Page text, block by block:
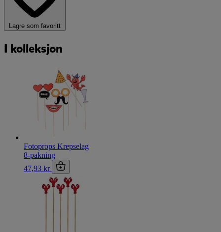
Lagre som favoritt
I kolleksjon
Fotoprops Krepselag
8-pakning
47,93 kr